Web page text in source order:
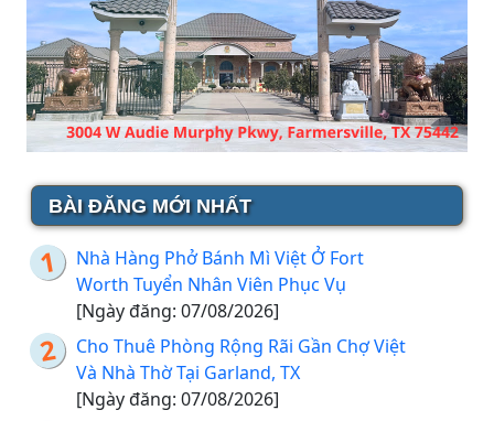
BÀI ĐĂNG MỚI NHẤT
Nhà Hàng Phở Bánh Mì Việt Ở Fort
Worth Tuyển Nhân Viên Phục Vụ
[Ngày đăng: 07/08/2026]
Cho Thuê Phòng Rộng Rãi Gần Chợ Việt
Và Nhà Thờ Tại Garland, TX
[Ngày đăng: 07/08/2026]